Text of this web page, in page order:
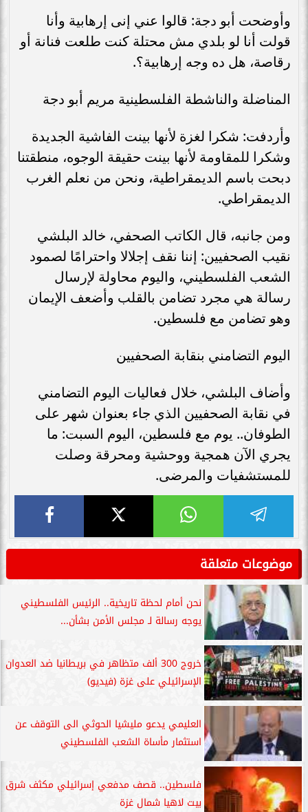
وأوضحت أبو دجة: قالوا عني إنى إرهابية وأنا
قولت أنا لو بلدي مش محتلة كنت طلعت فنانة أو
رقاصة، هل ده وجه إرهابية؟.
المناضلة والناشطة الفلسطينية مريم أبو دجة
وأردفت: شكرا لغزة لأنها بينت الفاشية الجديدة
وشكرا للمقاومة لأنها بينت حقيقة الوجوه، منطقتنا
دبحت باسم الديمقراطية، ونحن من نعلم الغرب
الديمقراطي.
ومن جانبه، قال الكاتب الصحفي، خالد البلشي
نقيب الصحفيين: إننا نقف إجلالا واحترامًا لصمود
الشعب الفلسطيني، واليوم محاولة لإرسال
رسالة هي مجرد تضامن بالقلب وأضعف الإيمان
وهو تضامن مع فلسطين.
اليوم التضامني بنقابة الصحفيين
وأضاف البلشي، خلال فعاليات اليوم التضامني
في نقابة الصحفيين الذي جاء بعنوان شهر على
الطوفان.. يوم مع فلسطين، اليوم السبت: ما
يجري الآن همجية ووحشية ومحرقة وصلت
للمستشفيات والمرضى.
موضوعات متعلقة
نحن أمام لحظة تاريخية.. الرئيس الفلسطيني
يوجه رسالة لـ مجلس الأمن بشأن...
خروج 300 ألف متظاهر في بريطانيا ضد العدوان
الإسرائيلي على غزة (فيديو)
العليمي يدعو مليشيا الحوثي الى التوقف عن
استثمار مأساة الشعب الفلسطيني
فلسطين.. قصف مدفعي إسرائيلي مكثف شرق
بيت لاهيا شمال غزة